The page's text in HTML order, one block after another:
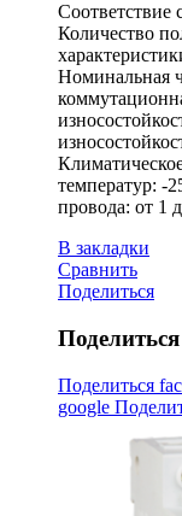
Количество
Номинальная
температур: -
провода: от 1
В закладки
Сравнить
Поделиться
Поделиться
Поделиться
google